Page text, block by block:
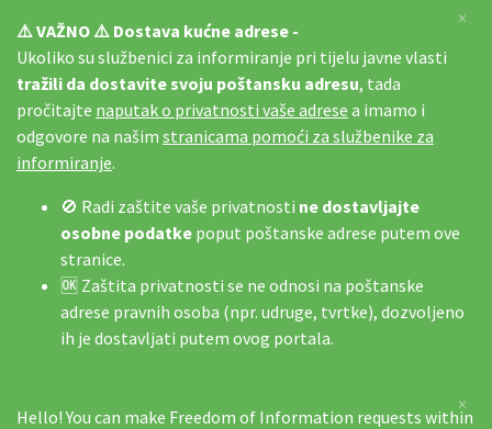
⚠️ VAŽNO ⚠️ Dostava kućne adrese -
Ukoliko su službenici za informiranje pri tijelu javne vlasti
tražili da dostavite svoju poštansku adresu, tada
pročitajte naputak o privatnosti vaše adrese a imamo i
odgovore na našim stranicama pomoći za službenike za
informiranje.
🚫 Radi zaštite vaše privatnosti ne dostavljajte
osobne podatke poput poštanske adrese putem ove
stranice.
🆗 Zaštita privatnosti se ne odnosi na poštanske
adrese pravnih osoba (npr. udruge, tvrtke), dozvoljeno
ih je dostavljati putem ovog portala.
×
Hello! You can make Freedom of Information requests within
×